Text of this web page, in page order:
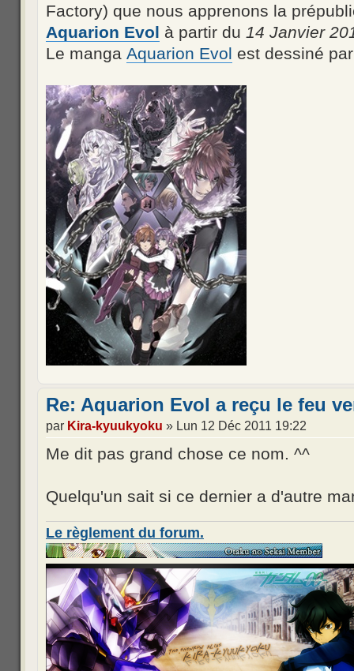
Factory) que nous apprenons la
Aquarion Evol à partir du 14 Janvier
Le manga Aquarion Evol est dessiné
Re: Aquarion Evol a reçu le feu
par Kira-kyuukyoku » Lun 12 Déc 2011 19:22
Me dit pas grand chose ce nom. ^^
Quelqu'un sait si ce dernier a d'autre
Le règlement du forum.